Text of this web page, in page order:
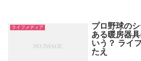
ライフメディア
プロ野球の
ある暖房器
いう？ ライ
たえ